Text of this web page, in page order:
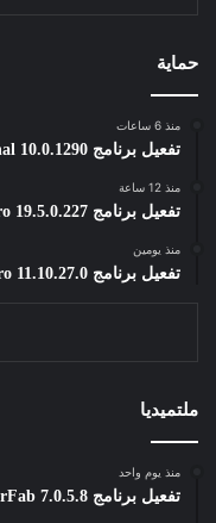
حماية
منذ 6 ساعات
تفعيل برنامج SUPERAntiSpyware Professional 10.0.1290
منذ 12 ساعة
تفعيل برنامج IObit Advanced SystemCare Pro 19.5.0.227
منذ يومين
تفعيل برنامج UVK Ultra Virus Killer Pro 11.10.27.0
ملتميديا
منذ يوم واحد
تفعيل برنامج PlayerFab 7.0.5.8